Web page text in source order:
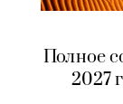
Полное
2027